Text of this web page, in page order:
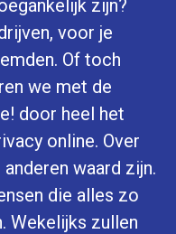
zijn?
voor je
Of toch
we met de
door heel het
online. Over
waard zijn.
die alles zo
Wekelijks zullen